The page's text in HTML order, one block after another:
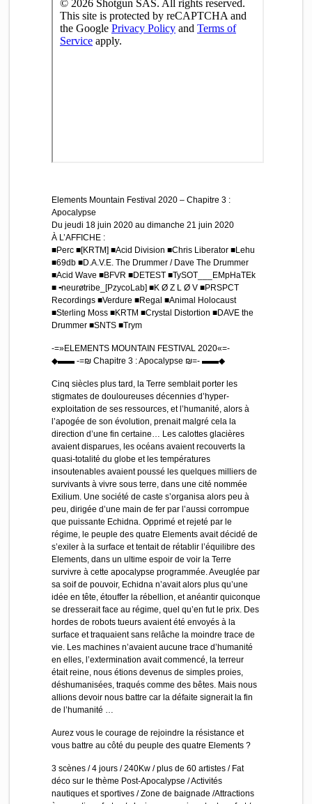
Elements Mountain Festival 2020 – Chapitre 3 :
Apocalypse
Du jeudi 18 juin 2020 au dimanche 21 juin 2020
À L’AFFICHE :
■Perc ■[KRTM] ■Acid Division ■Chris Liberator ■Lehu
■69db ■D.A.V.E. The Drummer / Dave The Drummer
■Acid Wave ■BFVR ■DETEST ■TySOT___EMpHaTEk
■╺neurøtribe_[PzycoLab] ■K Ø Z L Ø V ■PRSPCT
Recordings ■Verdure ■Regal ■Animal Holocaust
■Sterling Moss ■KRTM ■Crystal Distortion ■DAVE the
Drummer ■SNTS ■Trym
-=»ELEMENTS MOUNTAIN FESTIVAL 2020«=-
◆▬▬ -=₪ Chapitre 3 : Apocalypse ₪=- ▬▬◆
Cinq siècles plus tard, la Terre semblait porter les
stigmates de douloureuses décennies d’hyper-
exploitation de ses ressources, et l’humanité, alors à
l’apogée de son évolution, prenait malgré cela la
direction d’une fin certaine… Les calottes glacières
avaient disparues, les océans avaient recouverts la
quasi-totalité du globe et les températures
insoutenables avaient poussé les quelques milliers de
survivants à vivre sous terre, dans une cité nommée
Exilium. Une société de caste s’organisa alors peu à
peu, dirigée d’une main de fer par l’aussi corrompue
que puissante Echidna. Opprimé et rejeté par le
régime, le peuple des quatre Elements avait décidé de
s’exiler à la surface et tentait de rétablir l’équilibre des
Elements, dans un ultime espoir de voir la Terre
survivre à cette apocalypse programmée. Aveuglée par
sa soif de pouvoir, Echidna n’avait alors plus qu’une
idée en tête, étouffer la rébellion, et anéantir quiconque
se dresserait face au régime, quel qu’en fut le prix. Des
hordes de robots tueurs avaient été envoyés à la
surface et traquaient sans relâche la moindre trace de
vie. Les machines n’avaient aucune trace d’humanité
en elles, l’extermination avait commencé, la terreur
était reine, nous étions devenus de simples proies,
déshumanisées, traqués comme des bêtes. Mais nous
allions devoir nous battre car la défaite signerait la fin
de l’humanité …
Aurez vous le courage de rejoindre la résistance et
vous battre au côté du peuple des quatre Elements ?
3 scènes / 4 jours / 240Kw / plus de 60 artistes / Fat
déco sur le thème Post-Apocalypse / Activités
nautiques et sportives / Zone de baignade /Attractions